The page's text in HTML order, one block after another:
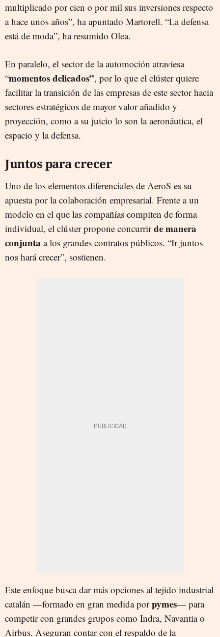
multiplicado por cien o por mil sus inversiones respecto
a hace unos años”, ha apuntado Martorell. “La defensa
está de moda”, ha resumido Olea.
En paralelo, el sector de la automoción atraviesa
“momentos delicados”, por lo que el clúster quiere
facilitar la transición de las empresas de este sector hacia
sectores estratégicos de mayor valor añadido y
proyección, como a su juicio lo son la aeronáutica, el
espacio y la defensa.
Juntos para crecer
Uno de los elementos diferenciales de AeroS es su
apuesta por la colaboración empresarial. Frente a un
modelo en el que las compañías compiten de forma
individual, el clúster propone concurrirde manera
conjunta a los grandes contratos públicos. “Ir juntos
nos hará crecer”, sostienen.
Este enfoque busca dar más opciones al tejido industrial
catalán —formado en gran medida porpymes— para
competir con grandes grupos como Indra, Navantia o
Airbus. Aseguran contar con el respaldo de la